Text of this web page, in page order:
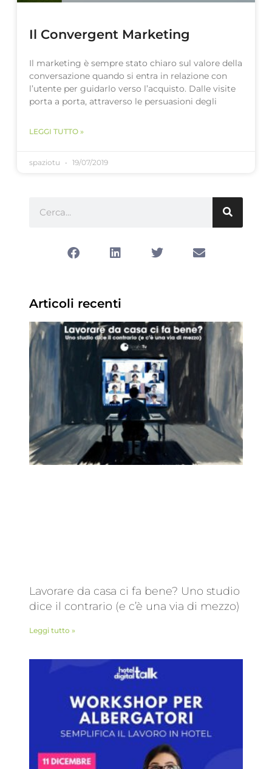
Il Convergent Marketing
Il marketing è sempre stato chiaro sul valore della
conversazione quando si entra in relazione con
l’utente per guidarlo verso l’acquisto. Dalle visite
porta a porta, attraverso le persuasioni degli
LEGGI TUTTO »
spaziotu 19/07/2019
Articoli recenti
Lavorare da casa ci fa bene? Uno studio
dice il contrario (e c’è una via di mezzo)
Leggi tutto »